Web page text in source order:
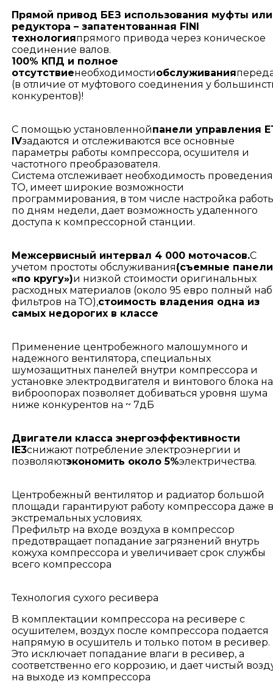
Прямой привод БЕЗ использования муфты или
редуктора – запатентованная FINI
технологияпрямого привода через коническое
соединение валов.
100% КПД и полное
отсутствиенеобходимостиобслуживания
(в отличие от муфтового соединения у
конкурентов)!
С помощью установленнойпанели управления
IVзадаются и отслеживаются все основные
параметры работы компрессора, осушителя и
частотного преобразователя.
Система отслеживает необходимость проведения
ТО, имеет широкие возможности
программирования, в том числе настройка
по дням недели, дает возможность удаленного
доступа к компрессорной станции.
Межсервисный интервал 4 000 моточасов.С
учетом простоты обслуживания(съемные панели
«по кругу»)и низкой стоимости оригинальных
расходных материалов (около 95 евро полный
фильтров на ТО),стоимость владения одна из
самых недорогих в классе
Применение центробежного малошумного и
надежного вентилятора, специальных
шумозащитных панелей внутри компрессора и
установке электродвигателя и винтового блока на
виброопорах позволяет добиваться уровня шума
ниже конкурентов на ~ 7дБ
Двигатели класса энергоэффективности
IE3снижают потребление электроэнергии и
позволяютэкономить около 5%электричества.
Центробежный вентилятор и радиатор большой
площади гарантируют работу компрессора даже в
экстремальных условиях.
Префильтр на входе воздуха в компрессор
предотвращает попадание загрязнений внутрь
кожуха компрессора и увеличивает срок службы
всего компрессора
Технология сухого ресивера
В комплектации компрессора на ресивере с
осушителем, воздух после компрессора подается
напрямую в осушитель и только потом в ресивер.
Это исключает попадание влаги в ресивер, а
соответственно его коррозию, и дает чистый
на выходе из компрессора